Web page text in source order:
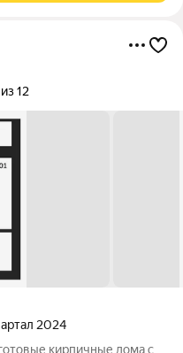
12
2024